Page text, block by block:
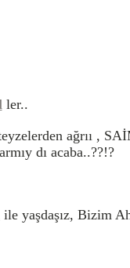
ler..
ağrıı ,
dı acaba..??!?
ile yaşdaşız, Bizim